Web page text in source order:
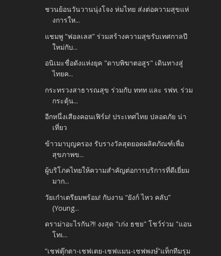
ชวนย้อนวันวานนุ่งโจง ห่มไทย ส่งต่อความสุขแห่
งการให...
แชมพู “ฟอลเลส” ร่วมสร้างความสุขรับเทศกาลปี
ใหม่กับ...
อนิเมะชื่อดังแห่งยุค "ดาบพิฆาตอสูร" เดินทางสู่
ไทยค...
กระทรวงสาธารณสุข ร่วมกับ ททท และ รฟท. ร่วม
กระตุ้น...
อีกหนึ่งเสียงคอนเฟิร์ม! ประเทศไทย ปลอดภัย น่า
เที่ยว
ข้าวมาบุญครอง รับรางวัลสุดยอดผลิตภัณฑ์เพื่อ
สุขภาพข...
ผู้บริโภคไทยให้ความสำคัญต่อการบริการที่ดีเยี่ยม
มาก...
วัยเก๋าเตรียมพร้อม! กับงาน “ยังก์ ไหว คลับ”
(Young...
ดราม่าอะไรกัน?!! งงสุด "เก่ง ธชย" โชว์ร่วม "แอน
โทเ...
“เชฟตุ๊กตา-เชฟเตย-เชฟแมน-เชฟพงษ์”แท็กทีมรุม